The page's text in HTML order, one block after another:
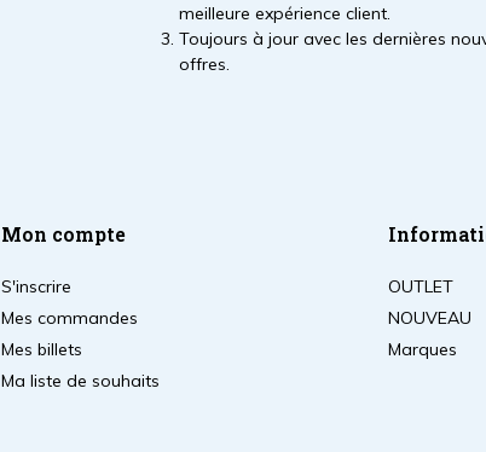
meilleure expérience client.
Toujours à jour avec les dernières
offres.
Mon compte
S'inscrire
Mes commandes
Mes billets
Ma liste de souhaits
OUTLET
NOUVEAU
Marques